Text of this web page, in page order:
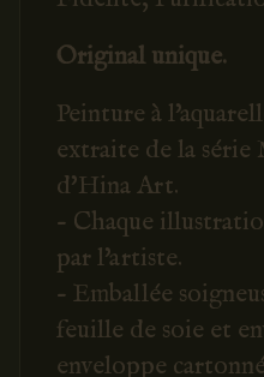
Original unique.
Peinture à
extraite de la série
d'Hina Art.
- Chaque
par l'artiste.
- Emballée
feuille de soie et
enveloppe